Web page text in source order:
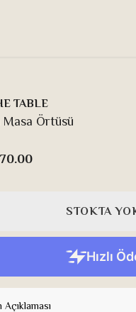
TABLE
Masa Örtüsü
STOKTA
Açıklaması